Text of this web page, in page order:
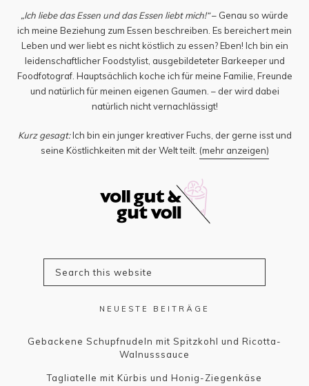
„Ich liebe das Essen und das Essen liebt mich!“– Genau so würde
ich meine Beziehung zum Essen beschreiben. Es bereichert mein
Leben und wer liebt es nicht köstlich zu essen? Eben! Ich bin ein
leidenschaftlicher Foodstylist, ausgebildeteter Barkeeper und
Foodfotograf. Hauptsächlich koche ich für meine Familie, Freunde
und natürlich für meinen eigenen Gaumen. – der wird dabei
natürlich nicht vernachlässigt!
Kurz gesagt:Ich bin ein junger kreativer Fuchs, der gerne isst und
seine Köstlichkeiten mit der Welt teilt. (mehr anzeigen)
NEUESTE BEITRÄGE
Gebackene Schupfnudeln mit Spitzkohl und Ricotta-
Walnusssauce
Tagliatelle mit Kürbis und Honig-Ziegenkäse